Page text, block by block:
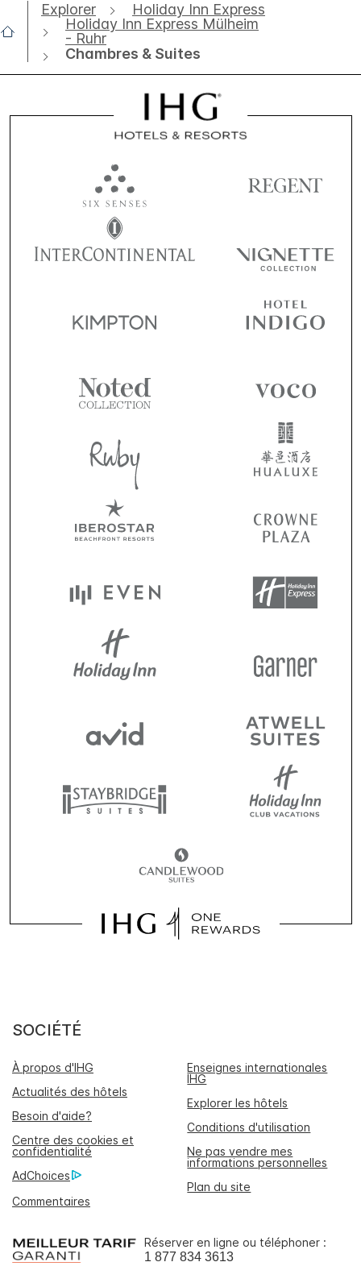
Explorer
Holiday Inn Express
Holiday Inn Express Mülheim
- Ruhr
Chambres & Suites
SOCIÉTÉ
À propos d'IHG
Enseignes internationales
IHG
Actualités des hôtels
Explorer les hôtels
Besoin d'aide?
Conditions d'utilisation
Centre des cookies et
confidentialité
Ne pas vendre mes
informations personnelles
AdChoices
Plan du site
Commentaires
Réserver en ligne ou téléphoner :
1 877 834 3613